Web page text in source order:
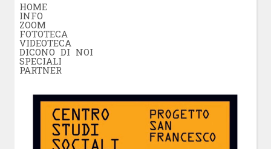
HOME
INFO
ZOOM
FOTOTECA
VIDEOTECA
DICONO DI NOI
SPECIALI
PARTNER